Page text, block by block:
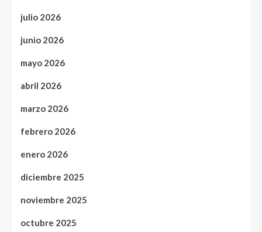
julio 2026
junio 2026
mayo 2026
abril 2026
marzo 2026
febrero 2026
enero 2026
diciembre 2025
noviembre 2025
octubre 2025